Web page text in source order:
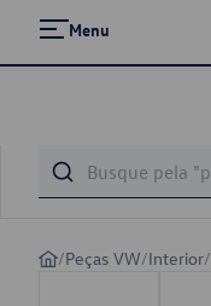
Menu
/Peças VW/Interior/